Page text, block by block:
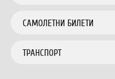
САМОЛЕТНИ БИЛЕТИ
ТРАНСПОРТ